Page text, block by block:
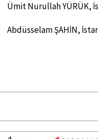
Ümit Nurullah YÜRÜK,
Abdüsselam ŞAHİN,